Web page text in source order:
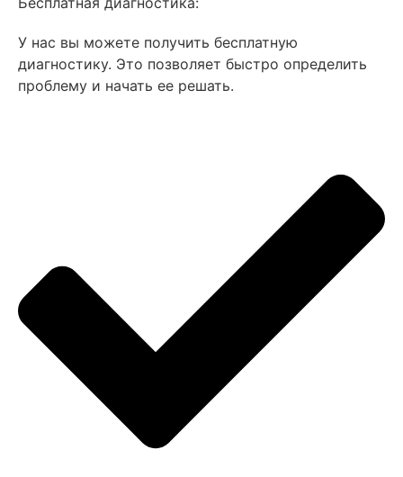
У нас вы можете получить бесплатную
диагностику. Это позволяет быстро определить
проблему и начать ее решать.